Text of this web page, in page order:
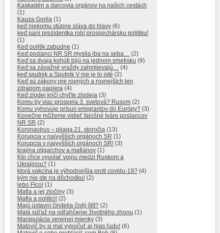
Kaskadéri a darcovia orgánov na našich cestách
(1)
Kauza Gorila (1)
keď niekomu stúpne sláva do hlavy (6)
keď pani prezidentka robí prospechársku politiku!
(1)
Keď politik zabudne (1)
Keď poslanci NR SR myslia iba na seba…
(2)
Keď sa dvaja kohúti bijú na jednom smetisku (9)
Keď sa závažné vraždy zahmlievajú…
(4)
keď sputnik a Sputnik V nie je to isté (2)
Keď sú zákony pre rovných a rovnejších len
zdrapom papiera (4)
Keď zlodej kričí chyťte zlodeja (3)
Komu by viac prospela 3. svetová? Rusom (2)
Komu vyhovuje prísun emigrantov do Európy? (3)
Konečne môžeme vidieť falošné tváre poslancov
NR SR (2)
Koronavírus – pliaga 21. storočia (13)
Korupcia v najvyšších orgánoch SR (1)
Korupcia v najvyšších orgánoch SR! (3)
krajina oligarchov a mafiánov (1)
Kto chce vyvolať vojnu medzi Ruskom a
Ukrajinou? (1)
ktorá vakcína je výhodnejšia proti covidu-19? (4)
kým nie ste na dôchodku! (2)
lebo Fico! (1)
Mafia a jej zločiny (3)
Mafia a politici! (2)
Majú ústavní činitelia čistý štít? (2)
Malá súťaž na odľahčenie životného zhonu (1)
Manipulácia verejnej mienky (3)
Matovič by si mal vypočuť aj hlas ľudu! (6)